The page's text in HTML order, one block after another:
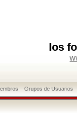
los
Grupos de Usuarios